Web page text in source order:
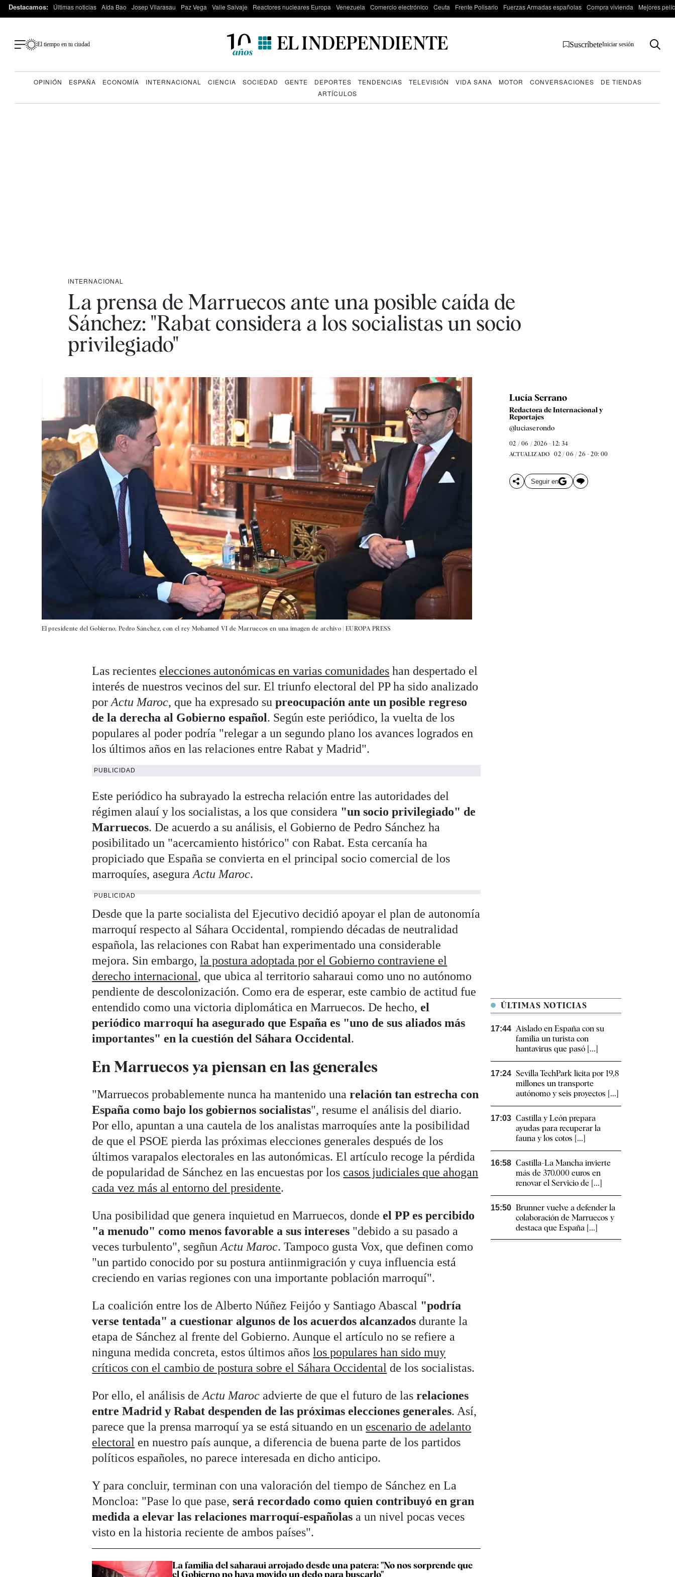
Destacamos: Últimas noticias Aída Bao Josep Vilarasau Paz Vega Valle Salvaje Reactores nucleares Europa Venezuela Comercio electrónico Ceuta Frente Polisario Fuerzas Armadas españolas Compra vivienda Mejores
El tiempo en tu ciudad SuscríbeteIniciar sesión
OPINIÓN ESPAÑA ECONOMÍA INTERNACIONAL CIENCIA SOCIEDAD GENTE DEPORTES TENDENCIAS TELEVISIÓN VIDA SANA MOTOR CONVERSACIONES
DE TIENDAS
ARTÍCULOS
INTERNACIONAL
La prensa de Marruecos ante una posible caída de
Sánchez: "Rabat considera a los socialistas un socio
privilegiado"
El presidente del Gobierno, Pedro Sánchez, con el rey Mohamed VI de Marruecos en una imagen de archivo | EUROPA PRESS
Lucía Serrano
Redactora de Internacional y
Reportajes
@luciaserondo
02 / 06 / 2026 - 12: 34
ACTUALIZADO 02 / 06 / 26 - 20: 00
Seguir en
Las recientes elecciones autonómicas en varias comunidades han despertado el
interés de nuestros vecinos del sur. El triunfo electoral del PP ha sido analizado
porActu Maroc, que ha expresado supreocupación ante un posible regreso
de la derecha al Gobierno español . Según este periódico, la vuelta de los
populares al poder podría "relegar a un segundo plano los avances logrados en
los últimos años en las relaciones entre Rabat y Madrid".
PUBLICIDAD
Este periódico ha subrayado la estrecha relación entre las autoridades del
régimen alauí y los socialistas, a los que considera "un socio privilegiado" de
Marruecos. De acuerdo a su análisis, el Gobierno de Pedro Sánchez ha
posibilitado un "acercamiento histórico" con Rabat. Esta cercanía ha
propiciado que España se convierta en el principal socio comercial de los
marroquíes, aseguraActu Maroc.
PUBLICIDAD
Desde que la parte socialista del Ejecutivo decidió apoyar el plan de autonomía
marroquí respecto al Sáhara Occidental, rompiendo décadas de neutralidad
española, las relaciones con Rabat han experimentado una considerable
mejora. Sin embargo,la postura adoptada por el Gobierno contraviene el
derecho internacional, que ubica al territorio saharaui como uno no autónomo
pendiente de descolonización. Como era de esperar, este cambio de actitud fue
entendido como una victoria diplomática en Marruecos. De hecho,el
periódico marroquí ha asegurado que España es "uno de sus aliados más
importantes" en la cuestión del Sáhara Occidental .
En Marruecos ya piensan en las generales
"Marruecos probablemente nunca ha mantenido unarelación tan estrecha con
España como bajo los gobiernos socialistas", resume el análisis del diario.
Por ello, apuntan a una cautela de los analistas marroquíes ante la posibilidad
de que el PSOE pierda las próximas elecciones generales después de los
últimos varapalos electorales en las autonómicas. El artículo recoge la pérdida
de popularidad de Sánchez en las encuestas por los casos judiciales que ahogan
cada vez más al entorno del presidente.
Una posibilidad que genera inquietud en Marruecos, dondeel PP es percibido
"a menudo" como menos favorable a sus intereses "debido a su pasado a
veces turbulento", segñunActu Maroc. Tampoco gusta Vox, que definen como
"un partido conocido por su postura antiinmigración y cuya influencia está
creciendo en varias regiones con una importante población marroquí".
La coalición entre los de Alberto Núñez Feijóo y Santiago Abascal "podría
verse tentada" a cuestionar algunos de los acuerdos alcanzados durante la
etapa de Sánchez al frente del Gobierno. Aunque el artículo no se refiere a
ninguna medida concreta, estos últimos añoslos populares han sido muy
críticos con el cambio de postura sobre el Sáhara Occidental de los socialistas.
Por ello, el análisis deActu Maroc advierte de que el futuro de lasrelaciones
entre Madrid y Rabat despenden de las próximas elecciones generales. Así,
parece que la prensa marroquí ya se está situando en un escenario de adelanto
electoral en nuestro país aunque, a diferencia de buena parte de los partidos
políticos españoles, no parece interesada en dicho anticipo.
Y para concluir, terminan con una valoración del tiempo de Sánchez en La
Moncloa: "Pase lo que pase,será recordado como quien contribuyó en gran
medida a elevar las relaciones marroquí-españolas a un nivel pocas veces
visto en la historia reciente de ambos países".
La familia del saharaui arrojado desde una patera: "No nos sorprende que
el Gobierno no haya movido un dedo para buscarlo"
ÚLTIMAS NOTICIAS
17:44 Aislado en España con su
familia un turista con
hantavirus que pasó [...]
17:24 Sevilla TechPark licita por 19,8
millones un transporte
autónomo y seis proyectos [...]
17:03 Castilla y León prepara
ayudas para recuperar la
fauna y los cotos [...]
16:58 Castilla-La Mancha invierte
más de 370.000 euros en
renovar el Servicio de [...]
15:50 Brunner vuelve a defender la
colaboración de Marruecos y
destaca que España [...]